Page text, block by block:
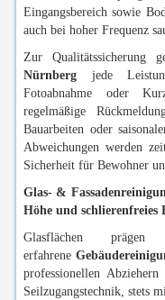
Eingangsbereich sowie
auch bei hoher Frequenz
Zur Qualitätssicherung
Nürnberg jede
Fotoabnahme oder
regelmäßige
Bauarbeiten oder
Abweichungen werden
Sicherheit für Bewohner
Glas- &
Höhe und schlierenfreies
Glasflächen
erfahrene
professionellen
Seilzugangstechnik, stets